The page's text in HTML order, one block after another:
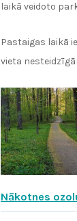
laikā veidoto
Pastaigas laikā
vieta
Nākotnes